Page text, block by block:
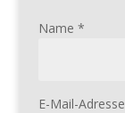
Name *
E-Mail-Adresse